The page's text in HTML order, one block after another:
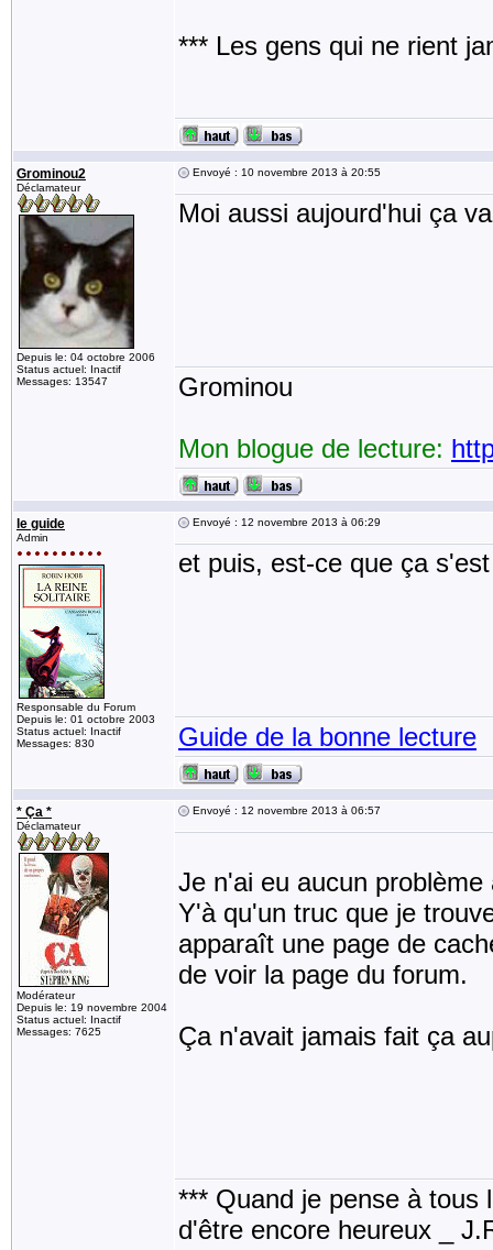
*** Les gens qui ne rient
Grominou2
Déclamateur
Depuis le: 04 octobre 2006
Status actuel: Inactif
Messages: 13547
Envoyé : 10 novembre 2013 à 20:55
Moi aussi aujourd'hui ça
Grominou
Mon blogue de lecture:
le guide
Admin
Responsable du Forum
Depuis le: 01 octobre 2003
Status actuel: Inactif
Messages: 830
Envoyé : 12 novembre 2013 à 06:29
et puis, est-ce que ça
Guide de la bonne lecture
* Ça *
Déclamateur
Modérateur
Depuis le: 19 novembre 2004
Status actuel: Inactif
Messages: 7625
Envoyé : 12 novembre 2013 à 06:57
Je n'ai eu aucun
Y'à qu'un truc que je
apparaît une page de
de voir la page du forum.
Ça n'avait jamais fait ça
*** Quand je pense à tous
d'être encore heureux _